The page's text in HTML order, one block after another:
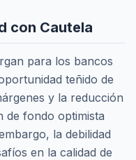
con Cautela
para los bancos
teñido de
y la reducción
de fondo optimista
la debilidad
en la calidad de